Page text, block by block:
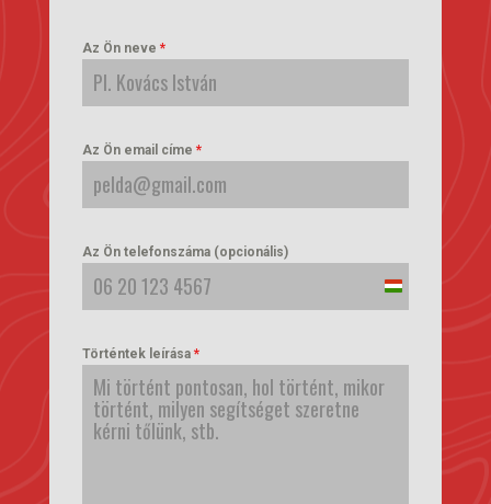
Az Ön neve *
Az Ön email címe *
Az Ön telefonszáma (opcionális)
Hungary
Történtek leírása *